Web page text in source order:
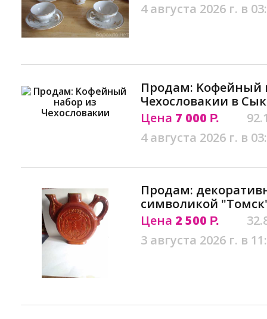
4 августа 2026 г. в
Продам: Kофейный
Чеxословакии в
Цена 7 000 Р.
4 августа 2026 г. в
Продам:
символикой
Цена 2 500 Р.
3 августа 2026 г. в